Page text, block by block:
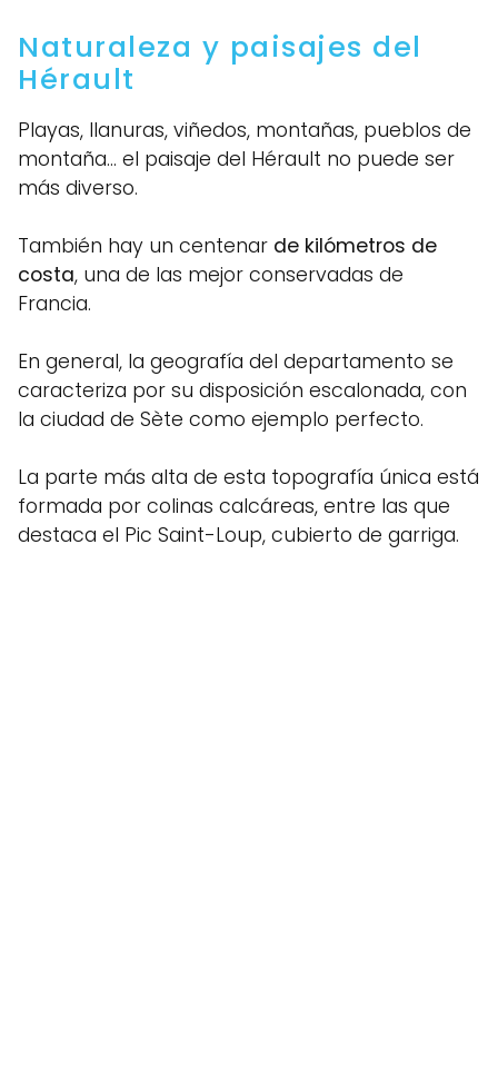
Naturaleza y paisajes del
Hérault
Playas, llanuras, viñedos, montañas, pueblos de
montaña… el paisaje del Hérault no puede ser
más diverso.
También hay un centenar de kilómetros de
costa, una de las mejor conservadas de
Francia.
En general, la geografía del departamento se
caracteriza por su disposición escalonada, con
la ciudad de Sète como ejemplo perfecto.
La parte más alta de esta topografía única está
formada por colinas calcáreas, entre las que
destaca el Pic Saint-Loup, cubierto de garriga.